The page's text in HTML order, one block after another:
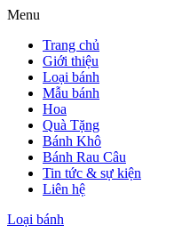
Menu
Trang chủ
Giới thiệu
Loại bánh
Mẫu bánh
Hoa
Quà Tặng
Bánh Khô
Bánh Rau Câu
Tin tức & sự kiện
Liên hệ
Loại bánh